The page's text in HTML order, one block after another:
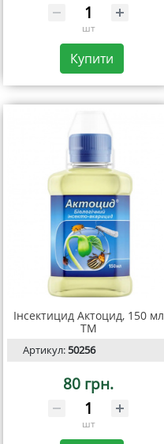
шт
Купити
Інсектицид Актоцид, 150 мл
ТМ
Артикул:50256
80 грн.
шт